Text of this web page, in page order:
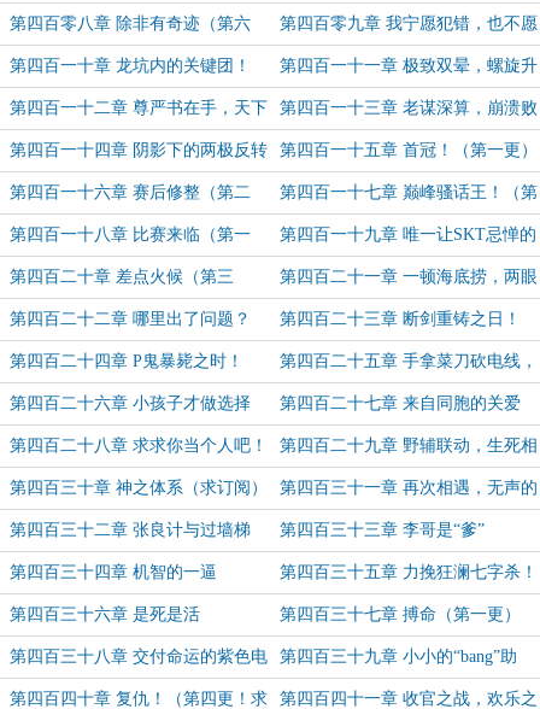
更！） 更！）
第四百零八章 除非有奇迹（第六
更！）
第四百零九章 我宁愿犯错，也不愿
什么都不做（第一更）
第四百一十章 龙坑内的关键团！
（第二更）
第四百一十一章 极致双晕，螺旋升
天！（第三更！）
第四百一十二章 尊严书在手，天下
我有！（第一更）
第四百一十三章 老谋深算，崩溃败
亡（第二更）
第四百一十四章 阴影下的两极反转
（第三更！）
第四百一十五章 首冠！（第一更）
（卷二终章）
第四百一十六章 赛后修整（第二
更）
第四百一十七章 巅峰骚话王！（第
三更！）
第四百一十八章 比赛来临（第一
更）
第四百一十九章 唯一让SKT忌惮的
队伍（第二更）
第四百二十章 差点火候（第三
更！）
第四百二十一章 一顿海底捞，两眼
泪汪汪（第四更！）
第四百二十二章 哪里出了问题？
（第一更）
第四百二十三章 断剑重铸之日！
第四百二十四章 P鬼暴毙之时！
（求订阅！）
第四百二十五章 手拿菜刀砍电线，
一路火花带闪电
第四百二十六章 小孩子才做选择 第四百二十七章 来自同胞的关爱
（求订阅！）
第四百二十八章 求求你当个人吧！
（求订阅）
第四百二十九章 野辅联动，生死相
送（求订阅！）
第四百三十章 神之体系（求订阅） 第四百三十一章 再次相遇，无声的
挑衅！
第四百三十二章 张良计与过墙梯
（求订阅！）
第四百三十三章 李哥是“爹”
第四百三十四章 机智的一逼 第四百三十五章 力挽狂澜七字杀！
（第一更）
第四百三十六章 是死是活 第四百三十七章 搏命（第一更）
第四百三十八章 交付命运的紫色电
弧（第二更）
第四百三十九章 小小的“bang”助
（第三更）
第四百四十章 复仇！（第四更！求 第四百四十一章 收官之战，欢乐之